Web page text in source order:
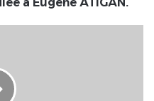
à Eugène ATIGAN.